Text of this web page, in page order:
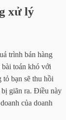
xử lý
trình bán hàng
toán khó với
bạn sẽ thu hồi
giãn ra. Điều này
của doanh